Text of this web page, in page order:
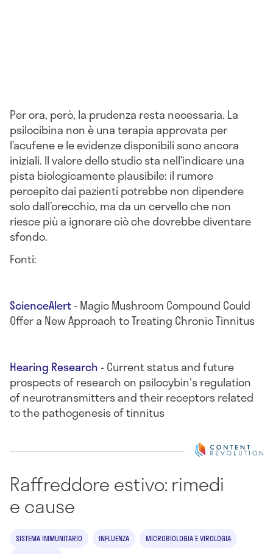
Per ora, però, la prudenza resta necessaria. La
psilocibina non è una terapia approvata per
l’acufene e le evidenze disponibili sono ancora
iniziali. Il valore dello studio sta nell’indicare una
pista biologicamente plausibile: il rumore
percepito dai pazienti potrebbe non dipendere
solo dall’orecchio, ma da un cervello che non
riesce più a ignorare ciò che dovrebbe diventare
sfondo.
Fonti:
ScienceAlert- Magic Mushroom Compound Could
Offer a New Approach to Treating Chronic Tinnitus
Hearing Research - Current status and future
prospects of research on psilocybin's regulation
of neurotransmitters and their receptors related
to the pathogenesis of tinnitus
Raffreddore estivo: rimedi
e cause
SISTEMA IMMUNITARIO INFLUENZA
MICROBIOLOGIA E VIROLOGIA